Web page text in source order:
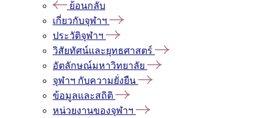
ย้อนกลับ
เกี่ยวกับจุฬาฯ
ประวัติจุฬาฯ
วิสัยทัศน์และยุทธศาสตร์
อัตลักษณ์มหาวิทยาลัย
จุฬาฯ กับความยั่งยืน
ข้อมูลและสถิติ
หน่วยงานของจุฬาฯ